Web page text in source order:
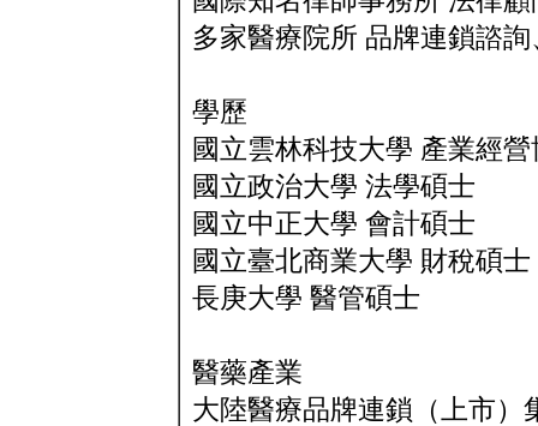
多家醫療院所 品牌連鎖諮
學歷
國立雲林科技大學 產業經營
國立政治大學 法學碩士
國立中正大學 會計碩士
國立臺北商業大學 財稅碩士
長庚大學 醫管碩士
醫藥產業
大陸醫療品牌連鎖（上市）